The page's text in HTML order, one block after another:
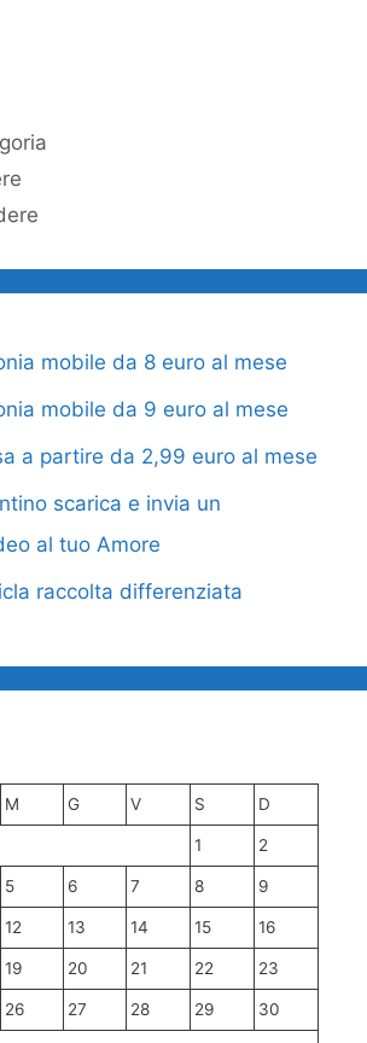
mobile da 8 euro al mese
mobile da 9 euro al mese
a partire da 2,99 euro al mese
scarica e invia un
al tuo Amore
raccolta differenziata
M G V S D
1 2
5 6 7 8 9
12 13 14 15 16
19 20 21 22 23
26 27 28 29 30